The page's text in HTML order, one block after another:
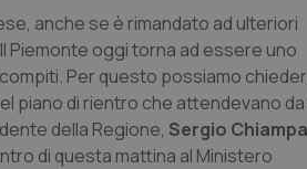
anche se è rimandato ad ulteriori
Piemonte oggi torna ad essere uno
Per questo possiamo
piano di rientro che attendevano da
della Regione, Sergio
di questa mattina al Ministero